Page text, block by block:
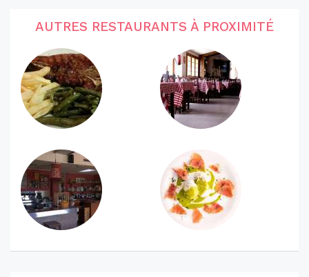
AUTRES RESTAURANTS À PROXIMITÉ